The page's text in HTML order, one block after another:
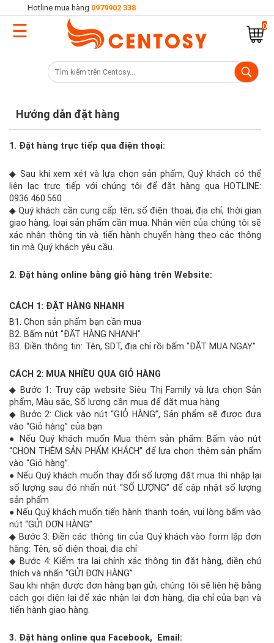
Trang
sản
phẩm
Cửa
hàng
Khuyến
dụng
Liên
0979902
338
Hotline mua hàng 0979902 338
0
☰
Hướng dẫn đặt hàng
1. Đặt hàng trực tiếp qua điện thoại:
◆ Sau khi xem xét và lựa chọn sản phẩm, Quý khách có thể
liên lạc trực tiếp với chúng tôi để đặt hàng qua HOTLINE:
0936.460.560
◆ Quý khách cần cung cấp tên, số điện thoại, địa chỉ, thời gian
giao hàng, loại sản phẩm cần mua. Nhân viên của chúng tôi sẽ
xác nhận thông tin và tiến hành chuyển hàng theo các thông
tin mà Quý khách yêu cầu.
2. Đặt hàng online bằng giỏ hàng trên Website:
CÁCH 1: ĐẶT HÀNG NHANH
B1. Chọn sản phẩm bạn cần mua
B2. Bấm nút "ĐẶT HÀNG NHANH"
B3. Điền thông tin: Tên, SDT, địa chỉ rồi bấm "ĐẶT MUA NGAY"
CÁCH 2: MUA NHIỀU QUA GIỎ HÀNG
◆ Bước 1: Truy cập website Siêu Thị Family và lựa chọn Sản
phẩm, Màu sắc, Số lượng cần mua để đặt mua hàng
◆ Bước 2: Click vào nút “GIỎ HÀNG”, Sản phẩm sẽ được đưa
vào “Giỏ hàng” của bạn
● Nếu Quý khách muốn Mua thêm sản phẩm: Bấm vào nút
“CHỌN THÊM SẢN PHẨM KHÁCH” để lựa chọn thêm sản phẩm
vào “Giỏ hàng”.
● Nếu Quý khách muốn thay đổi số lượng đặt mua thì nhập lại
số lượng sau đó nhấn nút “SỐ LƯỢNG” để cập nhật số lượng
sản phẩm
● Nếu Quý khách muốn tiến hành thanh toán, vui lòng bấm vào
nút “GỬI ĐƠN HÀNG”
◆ Bước 3: Điền các thông tin của Quý khách vào form lập đơn
hàng: Tên, số điện thoại, địa chỉ
◆ Bước 4: Kiểm tra lại chính xác thông tin đặt hàng, điền chú
thích và nhấn “GỬI ĐƠN HÀNG”
Sau khi nhận được đơn hàng bạn gửi, chúng tôi sẽ liên hệ bằng
cách gọi điện lại để xác nhận lại đơn hàng, địa chỉ của bạn và
tiến hành giao hàng.
3. Đặt hàng online qua Facebook, Email: